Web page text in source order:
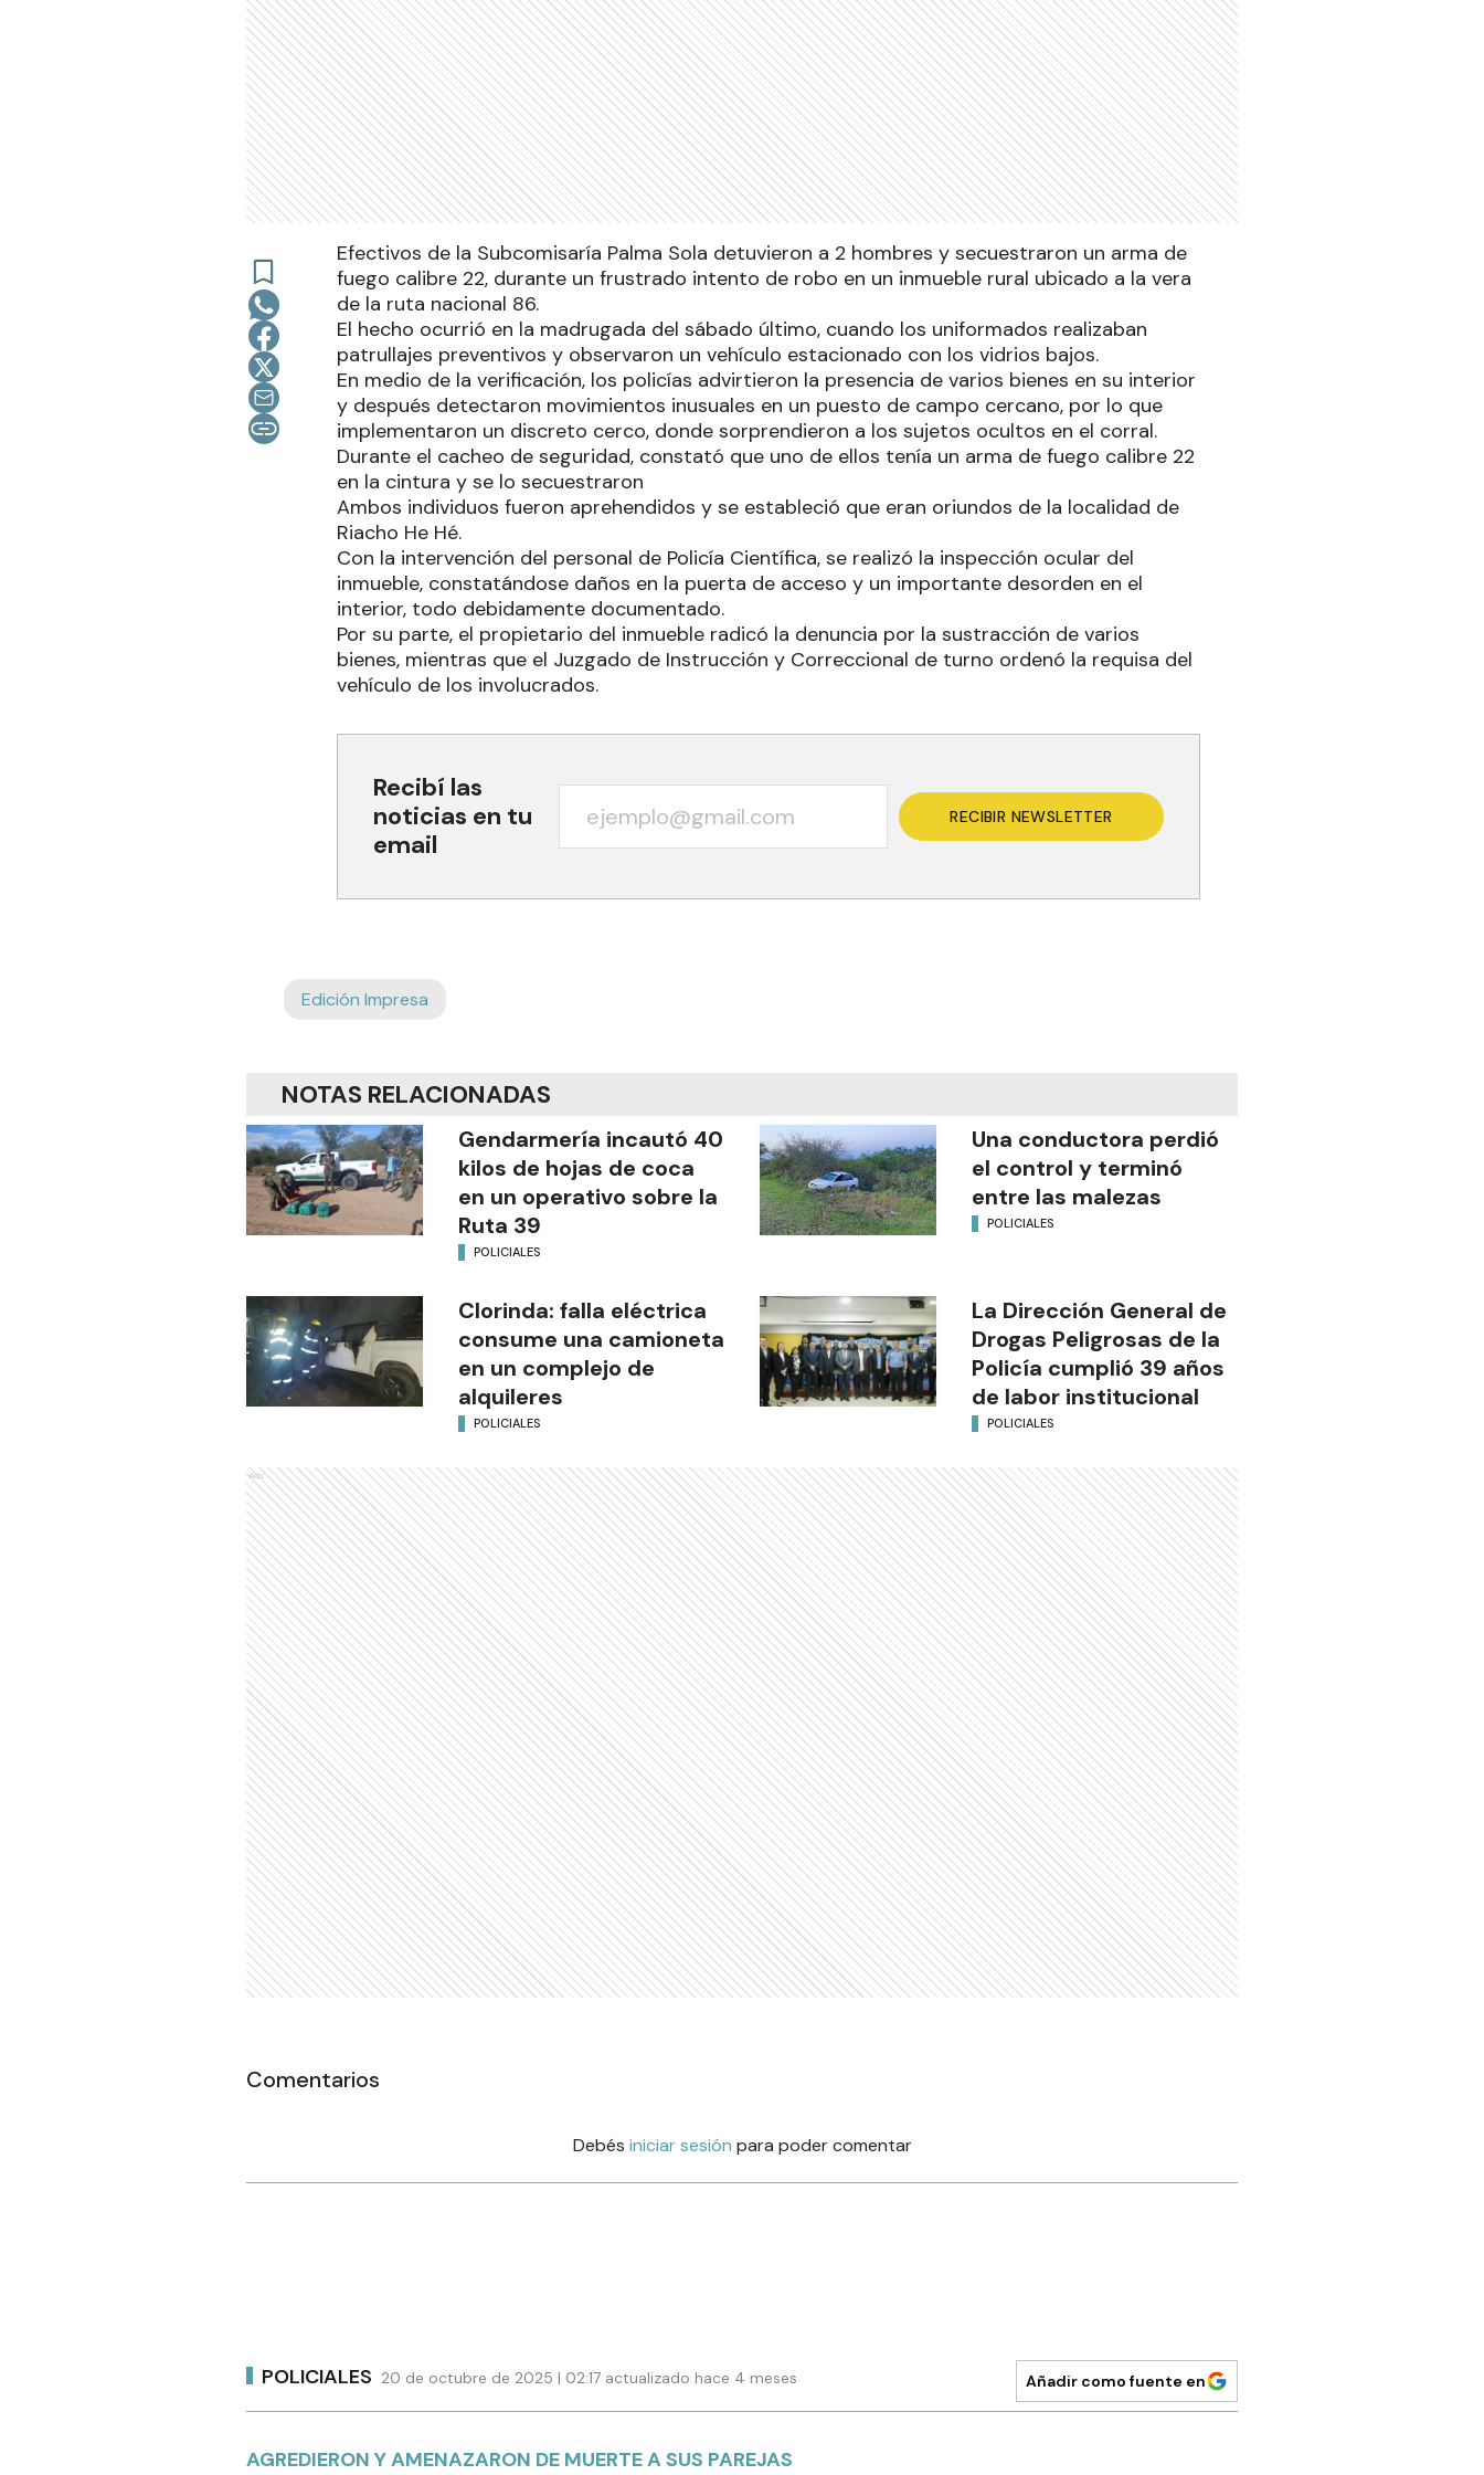
Efectivos de la Subcomisaría Palma Sola detuvieron a 2 hombres y secuestraron un arma de
fuego calibre 22, durante un frustrado intento de robo en un inmueble rural ubicado a la vera
de la ruta nacional 86.
El hecho ocurrió en la madrugada del sábado último, cuando los uniformados realizaban
patrullajes preventivos y observaron un vehículo estacionado con los vidrios bajos.
En medio de la verificación, los policías advirtieron la presencia de varios bienes en su interior
y después detectaron movimientos inusuales en un puesto de campo cercano, por lo que
implementaron un discreto cerco, donde sorprendieron a los sujetos ocultos en el corral.
Durante el cacheo de seguridad, constató que uno de ellos tenía un arma de fuego calibre 22
en la cintura y se lo secuestraron
Ambos individuos fueron aprehendidos y se estableció que eran oriundos de la localidad de
Riacho He Hé.
Con la intervención del personal de Policía Científica, se realizó la inspección ocular del
inmueble, constatándose daños en la puerta de acceso y un importante desorden en el
interior, todo debidamente documentado.
Por su parte, el propietario del inmueble radicó la denuncia por la sustracción de varios
bienes, mientras que el Juzgado de Instrucción y Correccional de turno ordenó la requisa del
vehículo de los involucrados.
Recibí las
noticias en tu
email
RECIBIR NEWSLETTER
Edición Impresa
NOTAS RELACIONADAS
Gendarmería incautó 40
kilos de hojas de coca
en un operativo sobre la
Ruta 39
POLICIALES
Una conductora perdió
el control y terminó
entre las malezas
POLICIALES
Clorinda: falla eléctrica
consume una camioneta
en un complejo de
alquileres
POLICIALES
La Dirección General de
Drogas Peligrosas de la
Policía cumplió 39 años
de labor institucional
POLICIALES
Ads
Comentarios
Debés iniciar sesión para poder comentar
POLICIALES 20 de octubre de 2025 | 02:17 actualizado hace 4 meses Añadir como fuente en
AGREDIERON Y AMENAZARON DE MUERTE A SUS PAREJAS